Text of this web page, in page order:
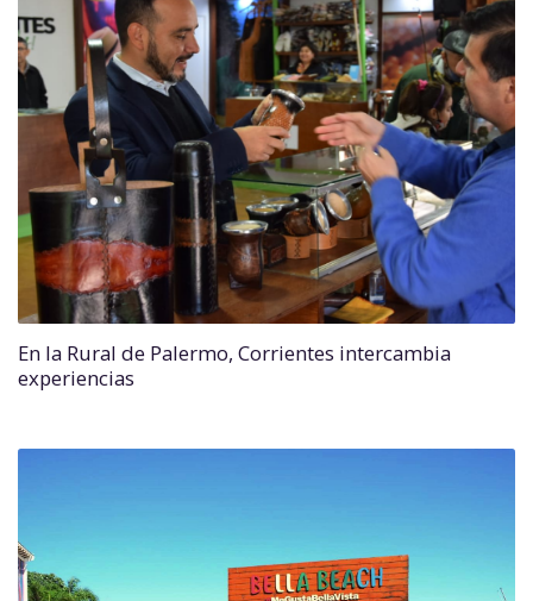
En la Rural de Palermo, Corrientes intercambia
experiencias